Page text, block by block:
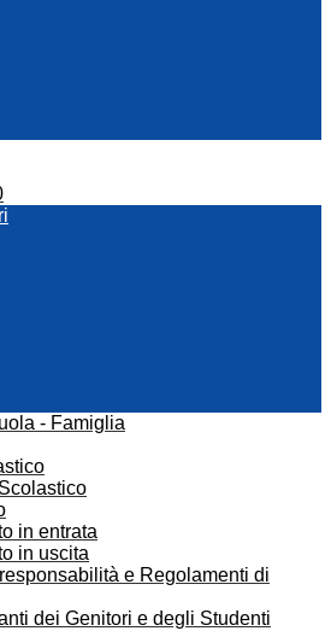
- Famiglia
in entrata
in uscita
e Regolamenti di
dei Genitori e degli Studenti